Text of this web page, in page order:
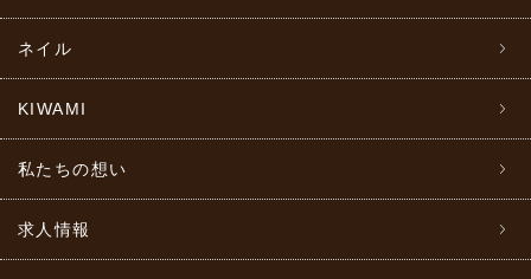
ネイル
KIWAMI
私たちの想い
求人情報